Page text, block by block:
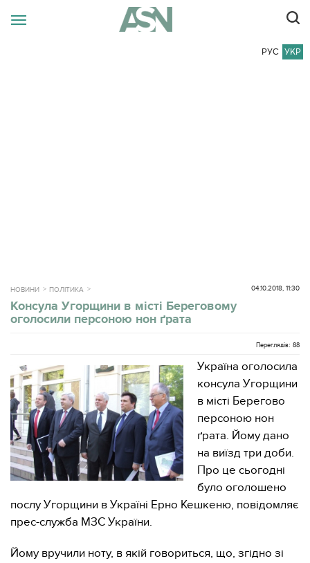
РУС УКР
НОВИНИ ПОЛІТИКА 04.10.2018, 11:30
Консула Угорщини в місті Береговому
оголосили персоною нон ґрата
Переглядів: 88
Україна оголосила
консула Угорщини
в місті Берегово
персоною нон
ґрата. Йому дано
на виїзд три доби.
Про це сьогодні
було оголошено
послу Угорщини в Україні Ерно Кешкеню, повідомляє
прес-служба МЗС України.
Йому вручили ноту, в якій говориться, що, згідно зі